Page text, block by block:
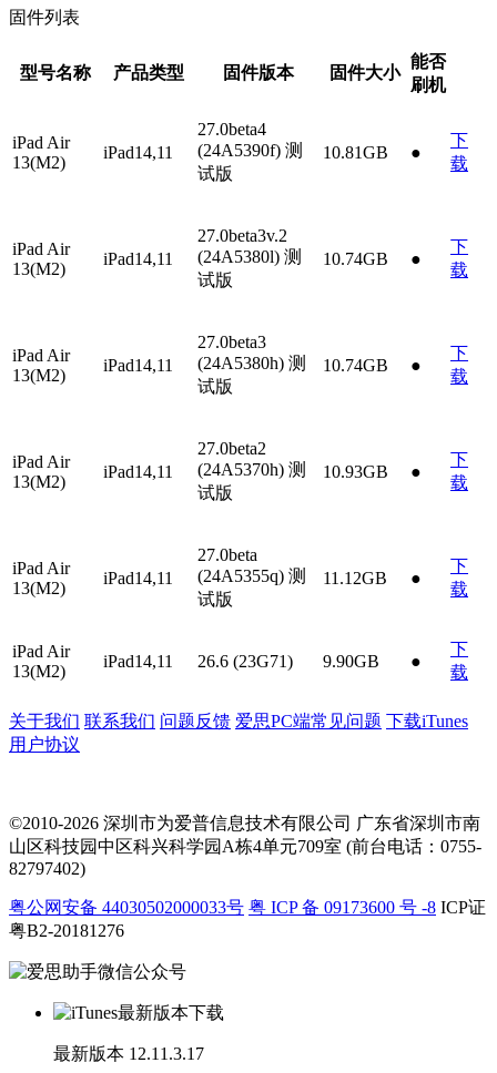
固件列表
型号名称 产品类型 固件版本 固件大小
能否
刷机
iPad Air
13(M2)
iPad14,11
27.0beta4
(24A5390f) 测
试版
10.81GB ●
下
载
iPad Air
13(M2)
iPad14,11
27.0beta3v.2
(24A5380l) 测
试版
10.74GB ●
下
载
iPad Air
13(M2)
iPad14,11
27.0beta3
(24A5380h) 测
试版
10.74GB ●
下
载
iPad Air
13(M2)
iPad14,11
27.0beta2
(24A5370h) 测
试版
10.93GB ●
下
载
iPad Air
13(M2)
iPad14,11
27.0beta
(24A5355q) 测
试版
11.12GB ●
下
载
iPad Air
13(M2)
iPad14,11 26.6 (23G71) 9.90GB ●
下
载
关于我们 联系我们 问题反馈 爱思PC端常见问题 下载iTunes
用户协议
©2010-2026 深圳市为爱普信息技术有限公司 广东省深圳市南
山区科技园中区科兴科学园A栋4单元709室 (前台电话：0755-
82797402)
粤公网安备 44030502000033号 粤 ICP 备 09173600 号 -8 ICP证
粤B2-20181276
最新版本 12.11.3.17